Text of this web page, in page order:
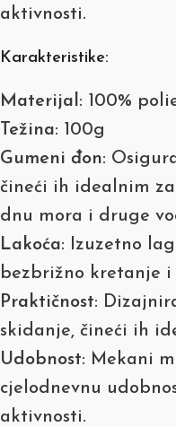
aktivnosti.
Karakteristike:
Materijal : 100%
Težina: 100g
Gumeni đon:
čineći ih idealnim
dnu mora i druge
Lakoća: Izuzetno
bezbrižno kretanje i
Praktičnost:
skidanje, čineći ih
Udobnost: Mekani
cjelodnevnu
aktivnosti.